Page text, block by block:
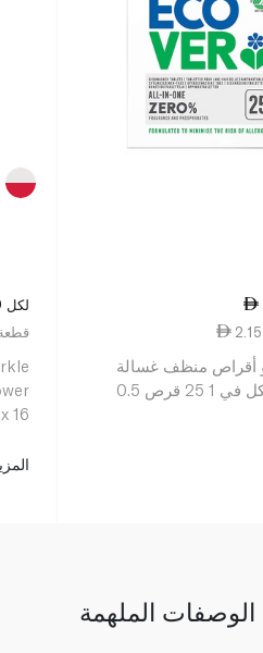
أقراص منظف غسالة
الصحون الكل في 1 25 قرص 0.5
لكل
3.44
16
الوصفات الملهمة